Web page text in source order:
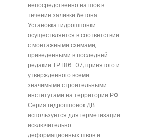
непосредственно на шов в
течение заливки бетона.
Установка гидрошпонки
осуществляется в соответствии
с монтажными схемами,
приведенными в последней
редакии ТР 186-07, принятого и
утвержденного всеми
значимыми строительными
институтами на территории РФ.
Серия гидрошпонок ДВ
используется для герметизации
исключительно
деформационных швов и